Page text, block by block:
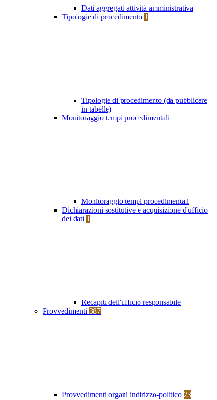
Dati aggregati attività amministrativa
Tipologie di procedimento 1
Tipologie di procedimento (da pubblicare
in tabelle)
Monitoraggio tempi procedimentali
Monitoraggio tempi procedimentali
Dichiarazioni sostitutive e acquisizione d'ufficio
dei dati 1
Recapiti dell'ufficio responsabile
Provvedimenti 387
Provvedimenti organi indirizzo-politico 23